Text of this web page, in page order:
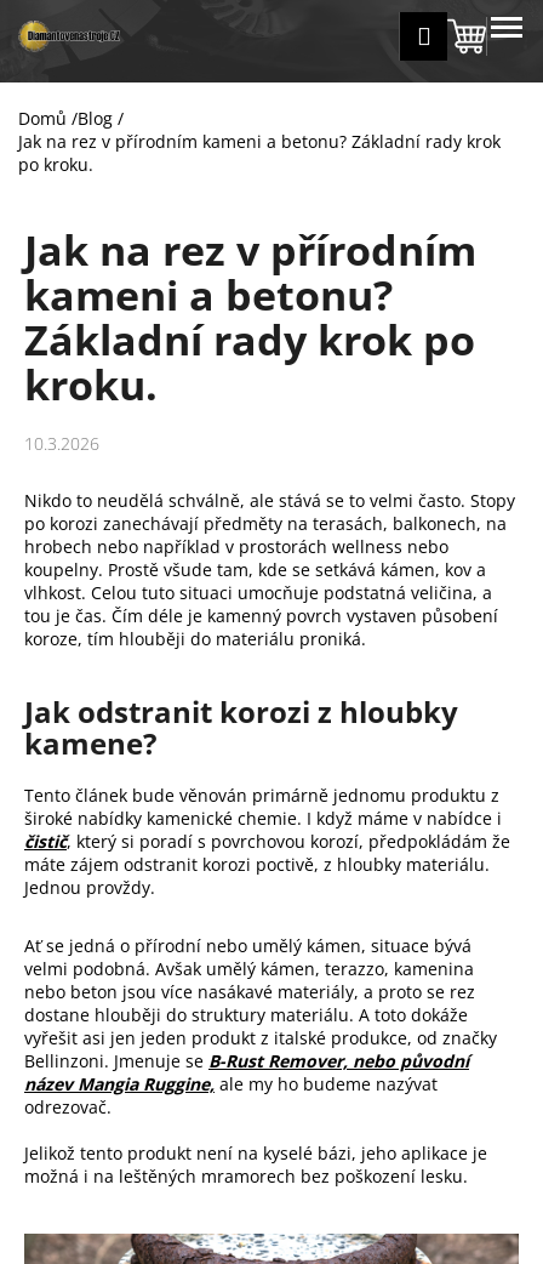
na
obsah
Přihlášení
košík
MENU
Domů /Blog /
Jak na rez v přírodním kameni a betonu? Základní rady krok
po kroku.
Jak na rez v přírodním
kameni a betonu?
Základní rady krok po
kroku.
10.3.2026
Nikdo to neudělá schválně, ale stává se to velmi často. Stopy
po korozi zanechávají předměty na terasách, balkonech, na
hrobech nebo například v prostorách wellness nebo
koupelny. Prostě všude tam, kde se setkává kámen, kov a
vlhkost. Celou tuto situaci umocňuje podstatná veličina, a
tou je čas. Čím déle je kamenný povrch vystaven působení
koroze, tím hlouběji do materiálu proniká.
Jak odstranit korozi z hloubky
kamene?
Tento článek bude věnován primárně jednomu produktu z
široké nabídky kamenické chemie. I když máme v nabídce i
čistič, který si poradí s povrchovou korozí, předpokládám že
máte zájem odstranit korozi poctivě, z hloubky materiálu.
Jednou provždy.
Ať se jedná o přírodní nebo umělý kámen, situace bývá
velmi podobná. Avšak umělý kámen, terazzo, kamenina
nebo beton jsou více nasákavé materiály, a proto se rez
dostane hlouběji do struktury materiálu. A toto dokáže
vyřešit asi jen jeden produkt z italské produkce, od značky
Bellinzoni. Jmenuje se B-Rust Remover, nebo původní
název Mangia Ruggine, ale my ho budeme nazývat
odrezovač.
Jelikož tento produkt není na kyselé bázi, jeho aplikace je
možná i na leštěných mramorech bez poškození lesku.
š
k
Zpět
Zpět
C
o
o
t
ř
e
b
u
e
e
n
a
j
í
?
Hledat
D
p
o
r
u
č
u
j
m
e